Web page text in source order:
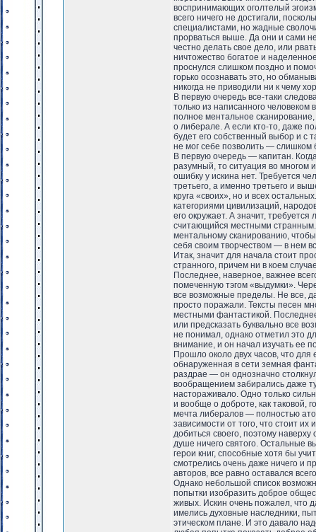
воспринимающих оголтелый
всего ничего не достигали,
специалистами, но жадные
прорваться выше. Да они и сами
честно делать свое дело, или
ничтожество богатое и
проснулся слишком поздно и
горько осознавать это, но
никогда не приводили ни к чему
В первую очередь все-таки
только из написанного человеком
полное ментальное сканирование,
о либерале. А если кто-то, даже
будет его собственный выбор и с
не мог себе позволить — слишком
В первую очередь — капитан.
разумный, то ситуация во
ошибку у искина нет. Требуется
третьего, а именно третьего и
круга «своих», но и всех
категориями цивилизаций,
его окружает. А значит,
считающийся местными странным.
ментальному сканированию,
себя своим творчеством — в нем
Итак, значит для начала стоит
странного, причем ни в коем
Последнее, наверное, важнее
помеченную тэгом «выдумки».
все возможные пределы. Не все,
просто поражали. Тексты песен
местными фантастикой.
или предсказать буквально все
не понимал, однако отметил это
внимание, и он начал изучать ее
Прошло около двух часов, что для
обнаруженная в сети земная
раздрае — он однозначно
вообращением забирались даже
настораживало. Одно только
и вообще о доброте, как таковой,
мечта либералов — полностью
зависимости от того, что стоит
добиться своего, поэтому
душе ничего святого. Остальные
герои книг, способные хотя бы
смотрелись очень даже ничего и
авторов, все равно оставался
Однако небольшой список
попытки изобразить доброе
живых. Искин очень пожалел, что
имелись духовные наследники,
этическом плане. И это давало